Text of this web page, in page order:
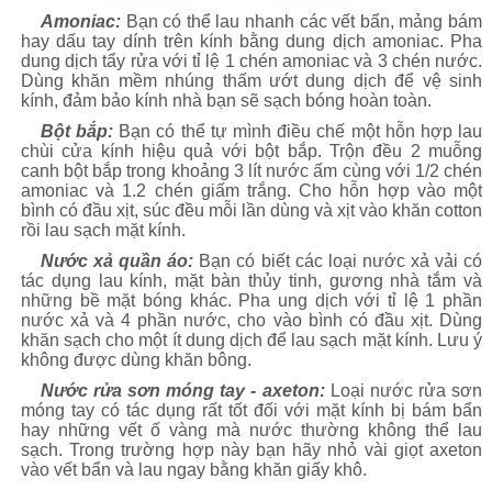
Amoniac:Bạn có thể lau nhanh các vết bẩn, mảng bám
hay dấu tay dính trên kính bằng dung dịch amoniac. Pha
dung dịch tẩy rửa với tỉ lệ 1 chén amoniac và 3 chén nước.
Dùng khăn mềm nhúng thấm ướt dung dịch để vệ sinh
kính, đảm bảo kính nhà bạn sẽ sạch bóng hoàn toàn.
Bột bắp: Bạn có thể tự mình điều chế một hỗn hợp lau
chùi cửa kính hiệu quả với bột bắp. Trộn đều 2 muỗng
canh bột bắp trong khoảng 3 lít nước ấm cùng với 1/2 chén
amoniac và 1.2 chén giấm trắng. Cho hỗn hợp vào một
bình có đầu xịt, súc đều mỗi lần dùng và xịt vào khăn cotton
rồi lau sạch mặt kính.
Nước xả quần áo: Bạn có biết các loại nước xả vải có
tác dụng lau kính, mặt bàn thủy tinh, gương nhà tắm và
những bề mặt bóng khác. Pha ung dịch với tỉ lệ 1 phần
nước xả và 4 phần nước, cho vào bình có đầu xịt. Dùng
khăn sạch cho một ít dung dịch để lau sạch mặt kính. Lưu ý
không được dùng khăn bông.
Nước rửa sơn móng tay - axeton: Loại nước rửa sơn
móng tay có tác dụng rất tốt đối với mặt kính bị bám bẩn
hay những vết ố vàng mà nước thường không thể lau
sạch. Trong trường hợp này bạn hãy nhỏ vài giọt axeton
vào vết bẩn và lau ngay bằng khăn giấy khô.